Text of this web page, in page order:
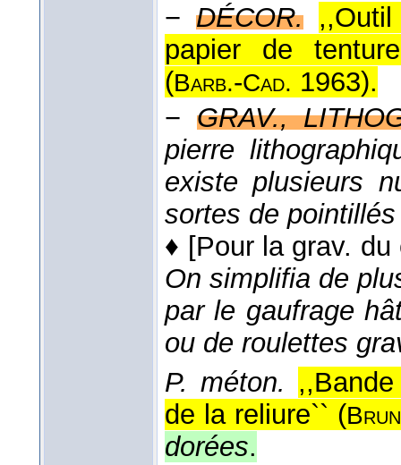
− DÉCOR.
papier de
(Barb.-Cad. 1963).
− GRAV.,
pierre
existe plusieurs
sortes de pointillés
♦ [Pour la grav.
On simplifia de
par le gaufrage
ou de roulettes
P. méton.
de la reliure`` (Brun
dorées.